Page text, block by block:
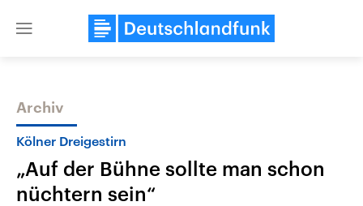
Close
Themen
Archiv
Kölner Dreigestirn
„Auf der Bühne sollte man schon
nüchtern sein“